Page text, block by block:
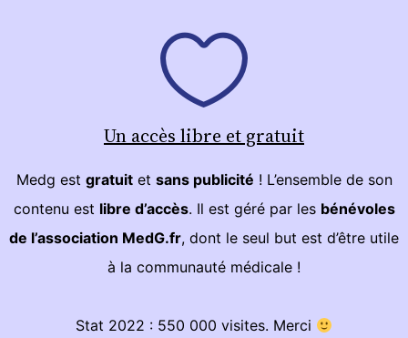
Un accès libre et gratuit
Medg est gratuitet sans publicité ! L’ensemble de son
contenu est libre d’accès. Il est géré par les bénévoles
de l’association MedG.fr, dont le seul but est d’être utile
à la communauté médicale !
Stat 2022 : 550 000 visites. Merci